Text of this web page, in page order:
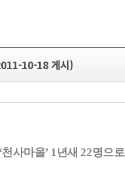
10-18 게시)
‘천사마을’ 1 년새 22명으로